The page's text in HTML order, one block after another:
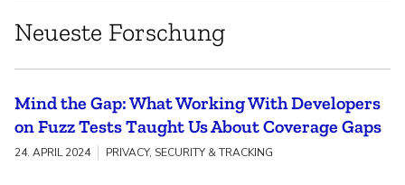
Neueste Forschung
Mind the Gap: What Working With Developers
on Fuzz Tests Taught Us About Coverage Gaps
24. APRIL 2024 PRIVACY, SECURITY & TRACKING